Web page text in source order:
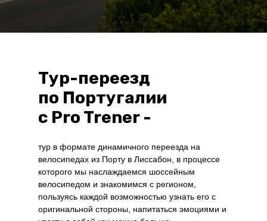
Тур-переезд
по Португалии
c Pro Trener -
тур в формате динамичного переезда на
велосипедах из Порту в Лиссабон, в процессе
которого мы наслаждаемся шоссейным
велосипедом и знакомимся с регионом,
пользуясь каждой возможностью узнать его с
оригинальной стороны, напитаться эмоциями и